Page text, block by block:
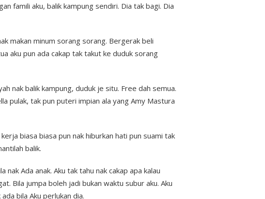
famili aku, balik kampung sendiri. Dia tak bagi. Dia
makan minum sorang sorang. Bergerak beli
aku pun ada cakap tak takut ke duduk sorang
nak balik kampung, duduk je situ. Free dah semua.
pulak, tak pun puteri impian ala yang Amy Mastura
biasa biasa pun nak hiburkan hati pun suami tak
balik.
Ada anak. Aku tak tahu nak cakap apa kalau
Bila jumpa boleh jadi bukan waktu subur aku. Aku
bila Aku perlukan dia.